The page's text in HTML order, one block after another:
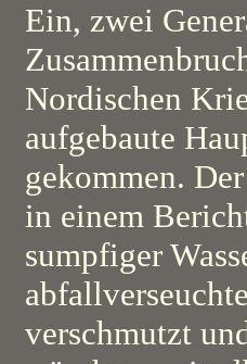
Ein, zwei
Nordischen
aufgebaute
gekommen.
in einem
sumpfiger
verschmutzt